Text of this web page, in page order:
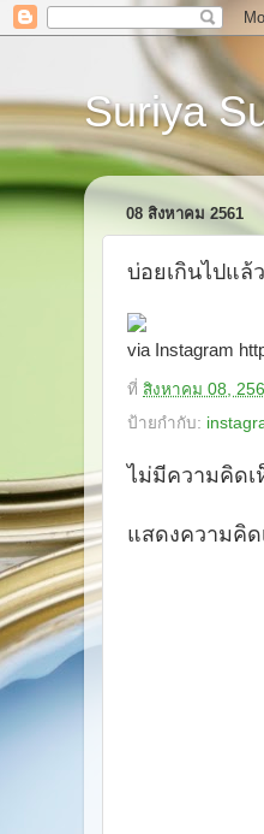
Suriya
08 สิงหาคม 2561
บ่อยเกินไปแล้
via Instagram
ที่ สิงหาคม 08,
ป้ายกำกับ:
ไม่มีความคิดเ
แสดงความคิด